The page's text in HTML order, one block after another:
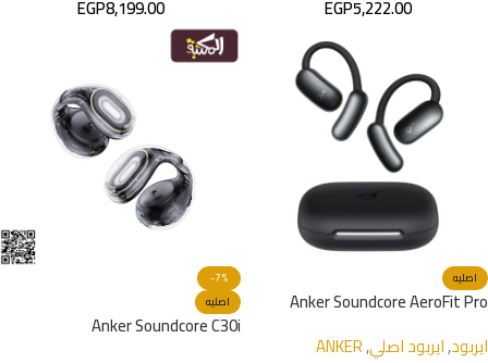
EGP5,222.00
EGP8,199.00
اصليه
Anker Soundcore AeroFit Pro
ايربود,ايربود اصلي,
ANKER
-7%
اصليه
Anker Soundcore C30i